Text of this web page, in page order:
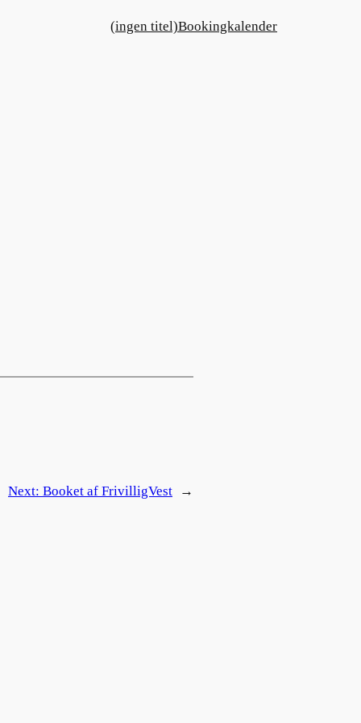
(ingen titel)Bookingkalender
Next: Booket af FrivilligVest →